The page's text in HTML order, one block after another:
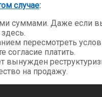
случае:
суммами. Даже если
пересмотреть
платить.
на продажу.